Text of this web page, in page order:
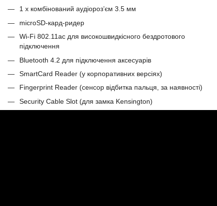
1 x комбінований аудіороз’єм 3.5 мм
microSD-кард-ридер
Wi-Fi 802.11ac для високошвидкісного бездротового
підключення
Bluetooth 4.2 для підключення аксесуарів
SmartCard Reader (у корпоративних версіях)
Fingerprint Reader (сенсор відбитка пальця, за наявності)
Security Cable Slot (для замка Kensington)